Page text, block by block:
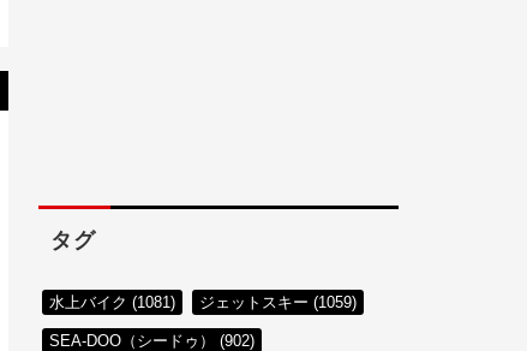
タグ
水上バイク (1081) ジェットスキー (1059)
SEA-DOO（シードゥ） (902)